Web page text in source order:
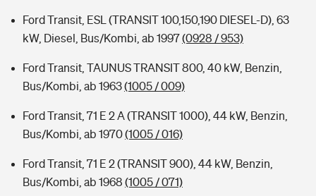
Ford Transit, ESL (TRANSIT 100,150,190 DIESEL-D), 63
kW, Diesel, Bus/Kombi, ab 1997(0928 / 953)
Ford Transit, TAUNUS TRANSIT 800, 40 kW, Benzin,
Bus/Kombi, ab 1963(1005 / 009)
Ford Transit, 71 E 2 A (TRANSIT 1000), 44 kW, Benzin,
Bus/Kombi, ab 1970(1005 / 016)
Ford Transit, 71 E 2 (TRANSIT 900), 44 kW, Benzin,
Bus/Kombi, ab 1968 (1005 / 071)